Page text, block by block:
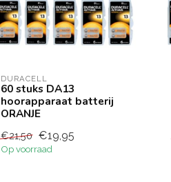
DURACELL
60 stuks DA13
hoorapparaat batterij
ORANJE
€21,50 €19,95
Op voorraad